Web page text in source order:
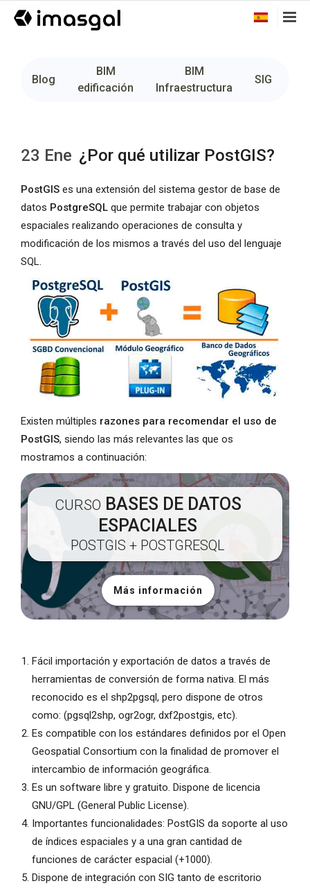
Blog
BIM
edificación
BIM
Infraestructura
SIG
23 Ene ¿Por qué utilizar PostGIS?
PostGIS es una extensión del sistema gestor de base de
datos PostgreSQL que permite trabajar con objetos
espaciales realizando operaciones de consulta y
modificación de los mismos a través del uso del lenguaje
SQL.
Existen múltiples razones para recomendar el uso de
PostGIS, siendo las más relevantes las que os
mostramos a continuación:
CURSO BASES DE DATOS
ESPACIALES
POSTGIS + POSTGRESQL
Más información
Fácil importación y exportación de datos a través de
herramientas de conversión de forma nativa. El más
reconocido es el shp2pgsql, pero dispone de otros
como: (pgsql2shp, ogr2ogr, dxf2postgis, etc).
Es compatible con los estándares definidos por el Open
Geospatial Consortium con la finalidad de promover el
intercambio de información geográfica.
Es un software libre y gratuito. Dispone de licencia
GNU/GPL (General Public License).
Importantes funcionalidades: PostGIS da soporte al uso
de índices espaciales y a una gran cantidad de
funciones de carácter espacial (+1000).
Dispone de integración con SIG tanto de escritorio